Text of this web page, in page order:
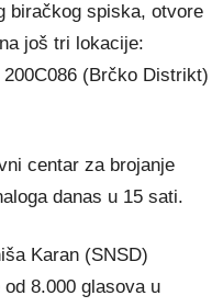
biračkog spiska, otvore
još tri lokacije:
(Brčko Distrikt)
centar za brojanje
danas u 15 sati.
Karan (SNSD)
8.000 glasova u